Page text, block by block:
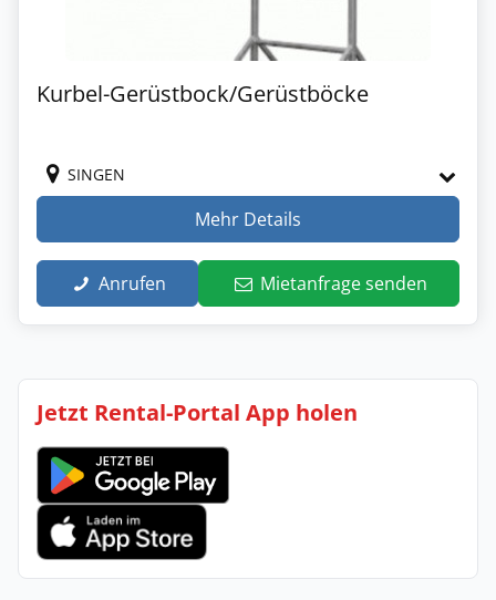
Kurbel-Gerüstbock/Gerüstböcke
SINGEN
Mehr Details
Anrufen Mietanfrage senden
Jetzt Rental-Portal App holen